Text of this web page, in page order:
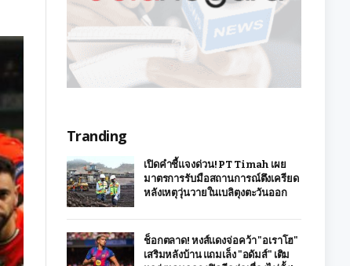
Tranding
เปิดคำชี้แจงด่วน! PT Timah เผย
มาตรการรับมือสถานการณ์ตึงเครียด
หลังเหตุวุ่นวายในเบลิตุงตะวันออก
ช็อกตลาด! หงส์แดงจ่อคว้า "อเราโฮ"
เสริมหลังบ้าน แถมเล็ง "อดัมส์" เติม